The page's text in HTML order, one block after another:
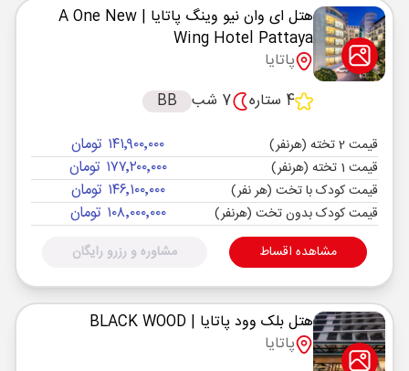
هتل ای وان نیو وینگ پاتایا
| A One New
Wing Hotel Pattaya
پاتایا
4 ستاره
7 شب BB
قیمت 2 تخته (هرنفر) ۱۴۱٬۹۰۰٬۰۰۰ تومان
قیمت 1 تخته (هرنفر) ۱۷۷٬۲۰۰٬۰۰۰ تومان
قیمت کودک با تخت (هر نفر) ۱۴۶٬۱۰۰٬۰۰۰ تومان
قیمت کودک بدون تخت (هرنفر) ۱۰۸٬۰۰۰٬۰۰۰ تومان
مشاهده اقساط مشاوره و رزرو رایگان
هتل بلک وود پاتایا | BLACK WOOD
پاتایا